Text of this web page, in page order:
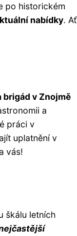
po historickém
nabídky. Ať
brigád v Znojmě
a
práci v
uplatnění v
vás!
škálu letních